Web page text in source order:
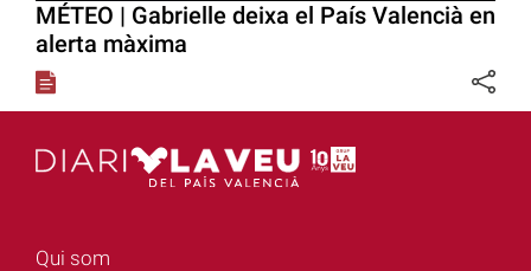
MÉTEO | Gabrielle deixa el País Valencià en
alerta màxima
Qui som